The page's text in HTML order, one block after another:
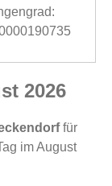
2026
für
im August